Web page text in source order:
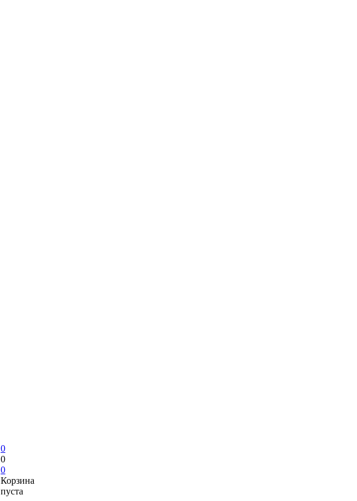
0
0
0
Корзина
пуста